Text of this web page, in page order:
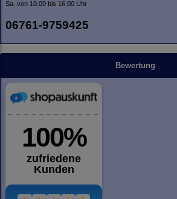
Sa. von 10.00 bis 16.00 Uhr
06761-9759425
Bewertung